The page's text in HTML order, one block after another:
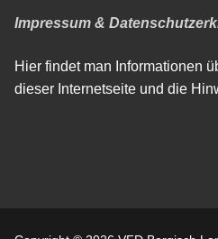
Impressum &
Hier findet man Informationen
dieser Internetseite und die